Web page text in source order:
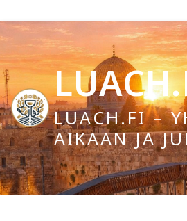
Hyppää
sisältöön
LUACH.FI –
AIKAAN JA
Hae: